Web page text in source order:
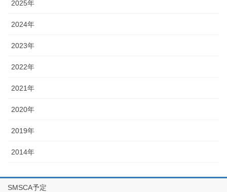
2025年
2024年
2023年
2022年
2021年
2020年
2019年
2014年
SMSCA予定